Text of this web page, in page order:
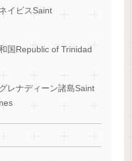
イビスSaint
国Republic of Trinidad
レナディーン諸島Saint